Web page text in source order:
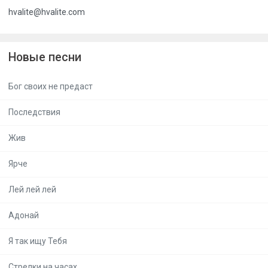
hvalite@hvalite.com
Новые песни
Бог своих не предаст
Последствия
Жив
Ярче
Лей лей лей
Адонай
Я так ищу Тебя